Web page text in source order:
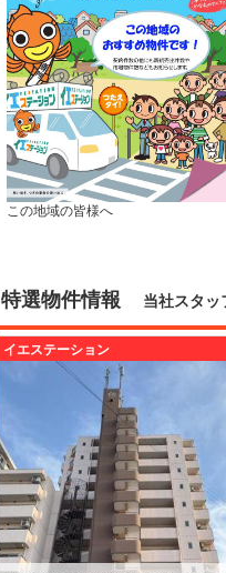
この地域の皆様へ
特選物件情報 当社スタッ
イエステーション